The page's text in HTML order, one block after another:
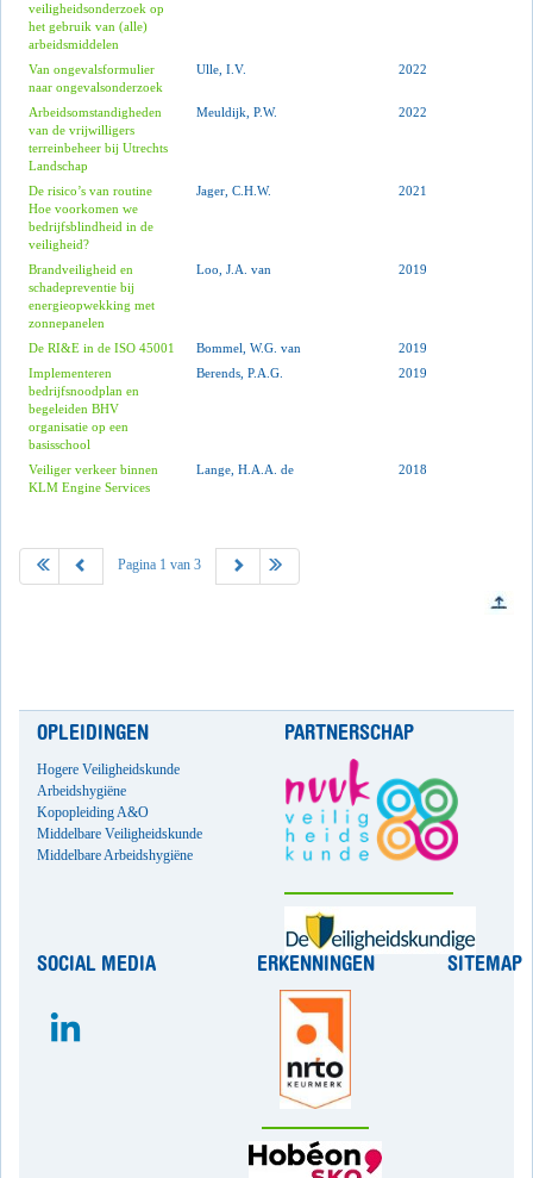
veiligheidsonderzoek op
het gebruik van (alle)
arbeidsmiddelen
Van ongevalsformulier
naar ongevalsonderzoek
Ulle, I.V. 2022
Arbeidsomstandigheden
van de vrijwilligers
terreinbeheer bij Utrechts
Landschap
Meuldijk, P.W. 2022
De risico’s van routine
Hoe voorkomen we
bedrijfsblindheid in de
veiligheid?
Jager, C.H.W. 2021
Brandveiligheid en
schadepreventie bij
energieopwekking met
zonnepanelen
Loo, J.A. van 2019
De RI&E in de ISO 45001 Bommel, W.G. van
2019
Implementeren
bedrijfsnoodplan en
begeleiden BHV
organisatie op een
basisschool
Berends, P.A.G. 2019
Veiliger verkeer binnen
KLM Engine Services
Lange, H.A.A. de 2018
Pagina 1 van 3
OPLEIDINGEN
Hogere Veiligheidskunde
Arbeidshygiëne
Kopopleiding A&O
Middelbare Veiligheidskunde
Middelbare Arbeidshygiëne
PARTNERSCHAP
SOCIAL MEDIA ERKENNINGEN SITEMAP